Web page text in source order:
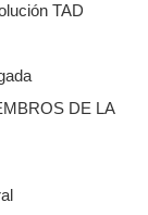
TAD
DE LA